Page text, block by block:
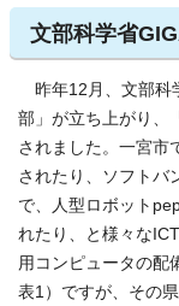
文部科学省
昨年12月、文部科
部」が立ち上がり、
されました。一宮市
されたり、ソフトバ
で、人型ロボット
れたり、と様々な
用コンピュータの配
表1）ですが、その